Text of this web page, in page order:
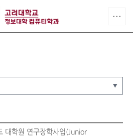
대학원 연구장학사업(Junior